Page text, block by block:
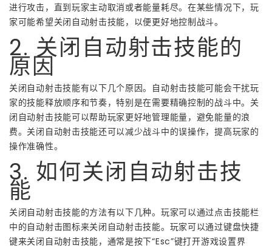
进行攻击，直到玩家主动取消或者能量耗尽。在某些情况下，玩
家可能希望关闭自动射击技能，以便更好地控制战斗。
2. 关闭自动射击技能的
原因
关闭自动射击技能有以下几个原因。自动射击技能可能会干扰玩
家的技能释放顺序和节奏，特别是在需要精确控制的战斗中。关
闭自动射击技能可以帮助玩家更好地管理能量，避免能量的浪
费。关闭自动射击技能还可以减少战斗中的误操作，提高玩家的
操作准确性。
3. 如何关闭自动射击技
能
关闭自动射击技能的方法有以下几种。玩家可以通过点击技能栏
中的自动射击图标来关闭自动射击技能。玩家可以通过键盘快捷
键来关闭自动射击技能，通常是按下“Esc”键打开游戏设置界